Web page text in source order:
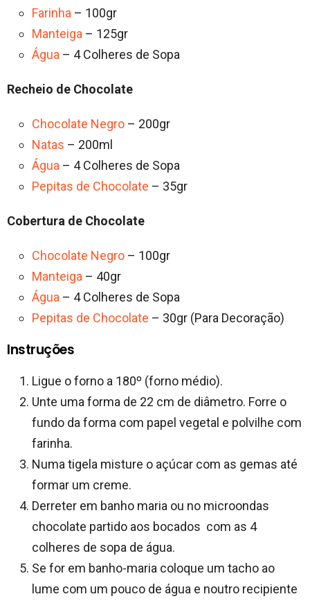
Farinha – 100gr
Manteiga – 125gr
Água – 4 Colheres de Sopa
Recheio de Chocolate
Chocolate Negro – 200gr
Natas – 200ml
Água – 4 Colheres de Sopa
Pepitas de Chocolate – 35gr
Cobertura de Chocolate
Chocolate Negro – 100gr
Manteiga – 40gr
Água – 4 Colheres de Sopa
Pepitas de Chocolate – 30gr (Para Decoração)
Instruções
Ligue o forno a 180º (forno médio).
Unte uma forma de 22 cm de diâmetro. Forre o
fundo da forma com papel vegetal e polvilhe com
farinha.
Numa tigela misture o açúcar com as gemas até
formar um creme.
Derreter em banho maria ou no microondas
chocolate partido aos bocados com as 4
colheres de sopa de água.
Se for em banho-maria coloque um tacho ao
lume com um pouco de água e noutro recipiente